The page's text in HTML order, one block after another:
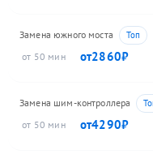
Замена южного моста
50
2860
Замена шим-контроллера
50
4290